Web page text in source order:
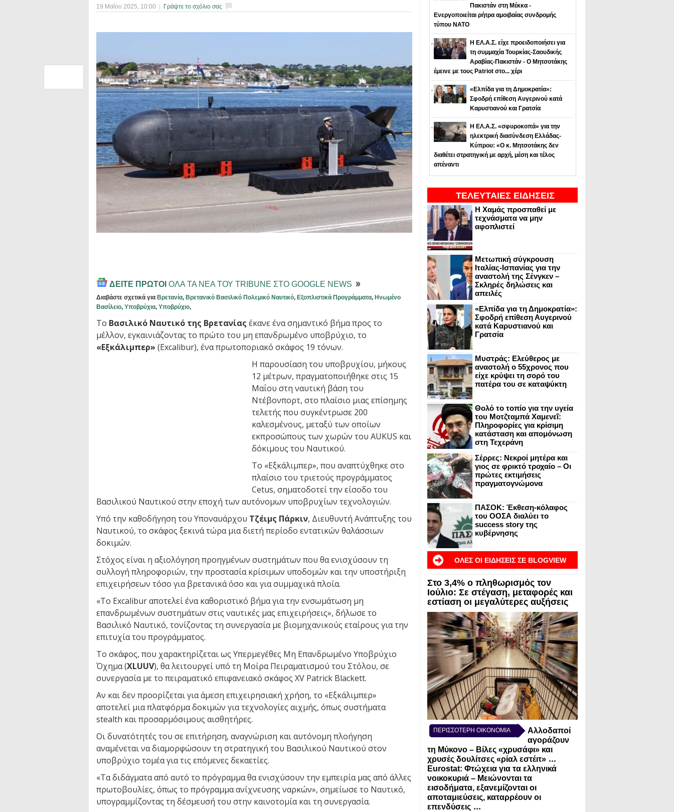
Πακιστάν στη Μέκκα -
Ενεργοποιείται ρήτρα αμοιβαίας συνδρομής
τύπου NATO
Η ΕΛ.Α.Σ. είχε προειδοποιήσει για
τη συμμαχία Τουρκίας-Σαουδικής
Αραβίας-Πακιστάν - Ο Μητσοτάκης
έμεινε με τους Patriot στο... χέρι
«Ελπίδα για τη Δημοκρατία»:
Σφοδρή επίθεση Αυγερινού κατά
Καρυστιανού και Γρατσία
Η ΕΛ.Α.Σ. «σφυροκοπά» για την
ηλεκτρική διασύνδεση Ελλάδας-
Κύπρου: «Ο κ. Μητσοτάκης δεν
διαθέτει στρατηγική με αρχή, μέση και τέλος
απέναντι
ΤΕΛΕΥΤΑΙΕΣ ΕΙΔΗΣΕΙΣ
Η Χαμάς προσπαθεί με
τεχνάσματα να μην
αφοπλιστεί
Μετωπική σύγκρουση
Ιταλίας-Ισπανίας για την
αναστολή της Σένγκεν –
Σκληρές δηλώσεις και
απειλές
«Ελπίδα για τη Δημοκρατία»:
Σφοδρή επίθεση Αυγερινού
κατά Καρυστιανού και
Γρατσία
Μυστράς: Ελεύθερος με
αναστολή ο 55χρονος που
είχε κρύψει τη σορό του
πατέρα του σε καταψύκτη
Θολό το τοπίο για την υγεία
του Μοτζταμπά Χαμενεΐ:
Πληροφορίες για κρίσιμη
κατάσταση και απομόνωση
στη Τεχεράνη
Σέρρες: Νεκροί μητέρα και
γιος σε φρικτό τροχαίο – Οι
πρώτες εκτιμήσεις
πραγματογνώμονα
ΠΑΣΟΚ: Έκθεση-κόλαφος
του ΟΟΣΑ διαλύει το
success story της
κυβέρνησης
ΟΛΕΣ ΟΙ ΕΙΔΗΣΕΙΣ ΣΕ BLOGVIEW
Στο 3,4% ο πληθωρισμός τον
Ιούλιο: Σε στέγαση, μεταφορές και
εστίαση οι μεγαλύτερες αυξήσεις
ΠΕΡΙΣΣΟΤΕΡΗ ΟΙΚΟΝΟΜΙΑ
Αλλοδαποί
αγοράζουν
τη Μύκονο – Βίλες «χρυσάφι» και
χρυσές δουλίτσες «ρίαλ εστέιτ» ...
Eurostat: Φτώχεια για τα ελληνικά
νοικοκυριά – Μειώνονται τα
εισοδήματα, εξανεμίζονται οι
αποταμιεύσεις, καταρρέουν οι
επενδύσεις ...
19 Μαΐου 2025, 10:00 Γράψτε το σχόλιο σας
ΔΕΙΤΕ ΠΡΩΤΟΙ ΟΛΑ ΤΑ ΝΕΑ ΤΟΥ TRIBUNE ΣΤΟ GOOGLE NEWS
Διαβάστε σχετικά για Βρετανία, Βρετανικό Βασιλικό Πολεμικό Ναυτικό, Εξοπλιστικά Προγράμματα, Ηνωμένο
Βασίλειο, Υποβρύχια, Υποβρύχιο,
Το Βασιλικό Ναυτικό της Βρετανίας έκανε ένα σημαντικό βήμα προς το
μέλλον, εγκαινιάζοντας το πρώτο του μη επανδρωμένο υποβρύχιο, το
«Εξκάλιμπερ» (Excalibur), ένα πρωτοποριακό σκάφος 19 τόνων.
Η παρουσίαση του υποβρυχίου, μήκους
12 μέτρων, πραγματοποιήθηκε στις 15
Μαΐου στη ναυτική βάση του
Ντέβονπορτ, στο πλαίσιο μιας επίσημης
τελετής που συγκέντρωσε 200
καλεσμένους, μεταξύ των οποίων
εκπροσώπους των χωρών του AUKUS και
δόκιμους του Ναυτικού.
Το «Εξκάλιμπερ», που αναπτύχθηκε στο
πλαίσιο του τριετούς προγράμματος
Cetus, σηματοδοτεί την είσοδο του
Βασιλικού Ναυτικού στην εποχή των αυτόνομων υποβρυχίων τεχνολογιών.
Υπό την καθοδήγηση του Υποναυάρχου Τζέιμς Πάρκιν, Διευθυντή Ανάπτυξης του
Ναυτικού, το σκάφος ξεκινά τώρα μια διετή περίοδο εντατικών θαλάσσιων
δοκιμών.
Στόχος είναι η αξιολόγηση προηγμένων συστημάτων που θα ενισχύσουν τη
συλλογή πληροφοριών, την προστασία κρίσιμων υποδομών και την υποστήριξη
επιχειρήσεων τόσο για βρετανικά όσο και για συμμαχικά πλοία.
«Το Excalibur αποτελεί ένα καθοριστικό βήμα για την ενσωμάτωση μη
επανδρωμένων συστημάτων στις ναυτικές μας επιχειρήσεις», δήλωσε το
Βασιλικό Ναυτικό, τονίζοντας τη συνεργασία με βιομηχανικούς εταίρους για την
επιτυχία του προγράμματος.
Το σκάφος, που χαρακτηρίζεται ως Υπερμεγέθες Μη Επανδρωμένο Υποβρύχιο
Όχημα (XLUUV), θα λειτουργεί υπό τη Μοίρα Πειραματισμού του Στόλου, σε
συνεργασία με το πειραματικό επιφανειακό σκάφος XV Patrick Blackett.
Αν και δεν προορίζεται για άμεση επιχειρησιακή χρήση, το «Εξκάλιμπερ»
αποτελεί μια πλατφόρμα δοκιμών για τεχνολογίες αιχμής, όπως συστήματα
stealth και προσαρμόσιμους αισθητήρες.
Οι δυνατότητές του σε επιτήρηση, αναγνώριση και αυτόνομη πλοήγηση
αναμένεται να διαμορφώσουν τη στρατηγική του Βασιλικού Ναυτικού στον
υποβρύχιο τομέα για τις επόμενες δεκαετίες.
«Τα διδάγματα από αυτό το πρόγραμμα θα ενισχύσουν την εμπειρία μας από άλλες
πρωτοβουλίες, όπως το πρόγραμμα ανίχνευσης ναρκών», σημείωσε το Ναυτικό,
υπογραμμίζοντας τη δέσμευσή του στην καινοτομία και τη συνεργασία.